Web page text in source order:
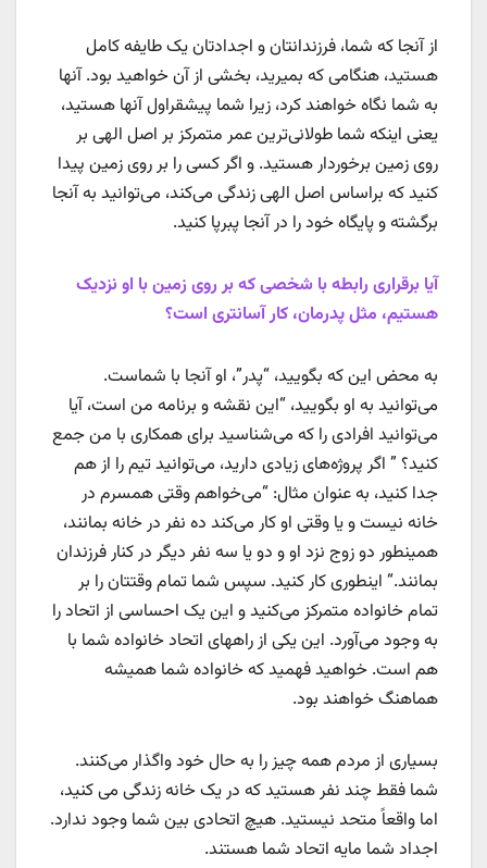
از آنجا که شما، فرزندانتان و اجدادتان یک طایفه کامل
هستید، هنگامی که بمیرید، بخشی از آن خواهید بود. آنها
به شما نگاه خواهند کرد، زیرا شما پیشقراول آنها هستید،
یعنی اینکه شما طولانی‌ترین عمر متمرکز بر اصل الهی بر
روی زمین برخوردار هستید. و اگر کسی را بر روی زمین پیدا
کنید که براساس اصل الهی زندگی می‌کند، می‌توانید به آنجا
برگشته و پایگاه خود را در آنجا پبرپا کنید.
آیا برقراری رابطه با شخصی که بر روی زمین با او نزدیک
هستیم، مثل پدرمان، کار آسانتری است؟
به محض این که بگویید، “پدر”، او آنجا با شماست.
می‌توانید به او بگویید، “این نقشه و برنامه من است، آیا
می‌توانید افرادی را که می‌شناسید برای همکاری با من جمع
کنید؟ ” اگر پروژه‌های زیادی دارید، می‌توانید تیم را از هم
جدا کنید، به عنوان مثال: “می‌خواهم وقتی همسرم در
خانه نیست و یا وقتی او کار می‌کند ده نفر در خانه بمانند،
همینطور دو زوج نزد او و دو یا سه نفر دیگر در کنار فرزندان
بمانند.“ اینطوری کار کنید. سپس شما تمام وقتتان را بر
تمام خانواده متمرکز می‌کنید و این یک احساسی از اتحاد را
به وجود می‌آورد. این یکی از راههای اتحاد خانواده شما با
هم است. خواهید فهمید که خانواده شما همیشه
هماهنگ خواهند بود.
بسیاری از مردم همه چیز را به حال خود واگذار می‌کنند.
شما فقط چند نفر هستید که در یک خانه زندگی می کنید،
اما واقعاً متحد نیستید. هیچ اتحادی بین شما وجود ندارد.
اجداد شما مایه اتحاد شما هستند.